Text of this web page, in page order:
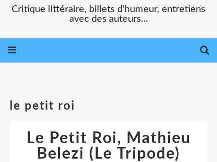
Critique littéraire, billets d'humeur, entretiens
avec des auteurs...
le petit roi
Le Petit Roi, Mathieu
Belezi (Le Tripode)